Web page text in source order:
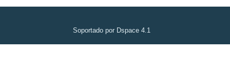
Soportado por Dspace 4.1